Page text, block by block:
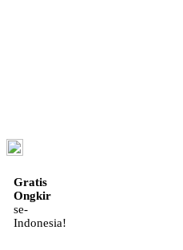
Gratis
Ongkir
se-
Indonesia!